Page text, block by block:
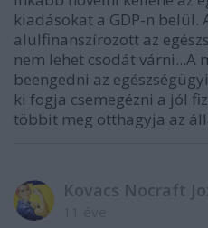
kiadásokat a GDP-n belül.
alulfinanszírozott az
nem lehet csodát várni...A
beengedni az
ki fogja csemegézni a jól
többit meg otthagyja az
Kovacs Nocraft